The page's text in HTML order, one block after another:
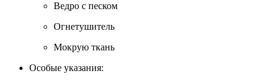
Ведро с песком
Огнетушитель
Мокрую ткань
Особые указания: